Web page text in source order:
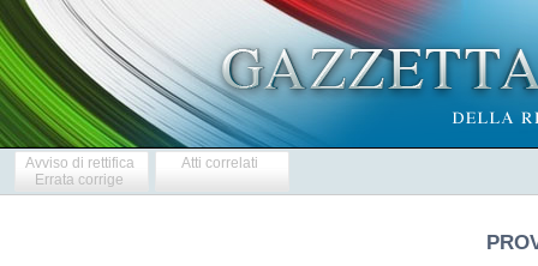
Avviso di rettifica
Errata corrige
Atti correlati